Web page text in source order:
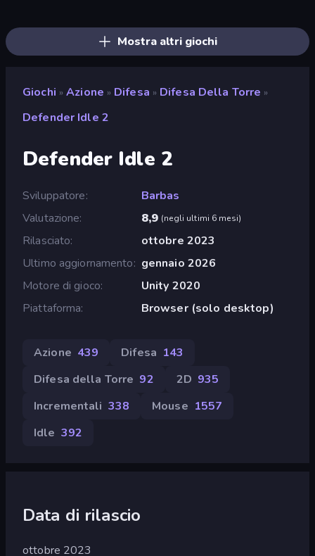
Mostra altri giochi
Giochi » Azione » Difesa » Difesa Della Torre »
Defender Idle 2
Defender Idle 2
Sviluppatore
Barbas
Valutazione
8,9 (negli ultimi 6 mesi)
Rilasciato
ottobre 2023
Ultimo aggiornamento
gennaio 2026
Motore di gioco
Unity 2020
Piattaforma
Browser (solo desktop)
Azione 439 Difesa 143
Difesa della Torre 92 2D 935
Incrementali 338 Mouse 1557
Idle 392
Data di rilascio
ottobre 2023